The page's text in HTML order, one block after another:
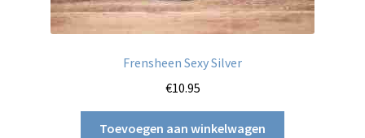
Frensheen Sexy Silver
€10.95
Toevoegen aan winkelwagen